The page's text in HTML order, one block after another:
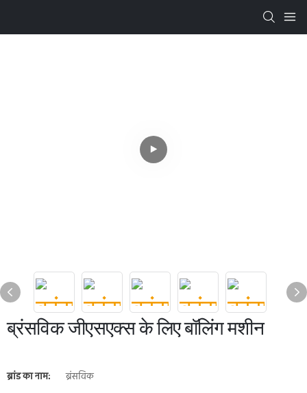
ब्रंसविक जीएसएक्स के लिए बॉलिंग मशीन
ब्रांड का नाम:
ब्रंसविक